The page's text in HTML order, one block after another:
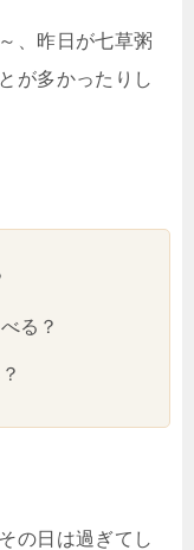
、昨日が七草粥
が多かったりし
る？
の日は過ぎてし